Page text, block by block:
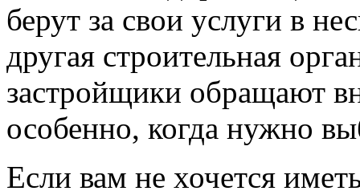
берут за свои услуги в
другая строительная
застройщики обращают
особенно, когда нужно
Если вам не хочется